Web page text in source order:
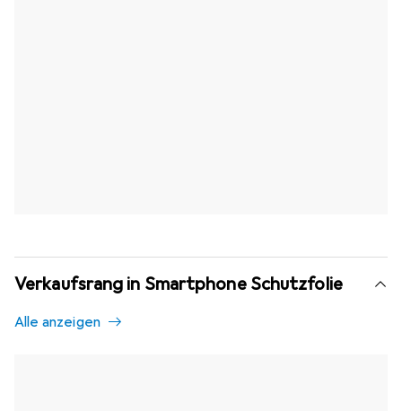
Verkaufsrang in Smartphone Schutzfolie
Alle anzeigen